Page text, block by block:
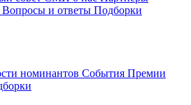
Вопросы и ответы Подборки
номинантов События Премии